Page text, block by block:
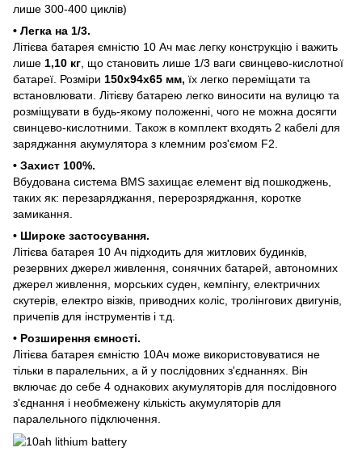
лише 300-400 циклів)
• Легка на 1/3.
Літієва батарея ємністю 10 Ач має легку конструкцію і важить
лише 1,10 кг , що становить лише 1/3 ваги свинцево-кислотної
батареї. Розміри 150х94х65 мм, їх легко переміщати та
встановлювати. Літієву батарею легко виносити на вулицю та
розміщувати в будь-якому положенні, чого не можна досягти
свинцево-кислотними. Також в комплект входять 2 кабелі для
заряджання акумулятора з клемним роз'ємом F2.
• Захист 100%.
Вбудована система BMS захищає елемент від пошкоджень,
таких як: перезаряджання, перерозряджання, коротке
замикання.
• Широке застосування.
Літієва батарея 10 Ач підходить для житлових будинків,
резервних джерел живлення, сонячних батарей, автономних
джерел живлення, морських суден, кемпінгу, електричних
скутерів, електро візків, приводних коліс, тролінгових двигунів,
причепів для інструментів і т.д.
• Розширення ємності.
Літієва батарея ємністю 10Ач може використовуватися не
тільки в паралельних, а й у послідовних з'єднаннях. Він
включає до себе 4 однакових акумуляторів для послідовного
з'єднання і необмежену кількість акумуляторів для
паралельного підключення.